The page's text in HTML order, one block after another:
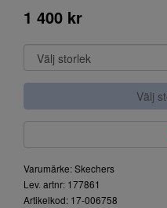
1 400 kr
Välj
Varumärke: Skechers
Lev. artnr: 177861
Artikelkod: 17-006758